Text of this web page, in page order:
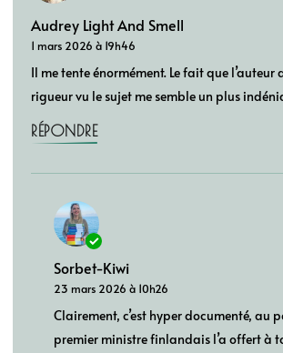
Audrey Light And Smell
1 mars 2026 à 19h46
Il me tente énormément. Le fait que
rigueur vu le sujet me semble un plus
RÉPONDRE
Sorbet-Kiwi
23 mars 2026 à 10h26
Clairement, c’est hyper documenté, au
premier ministre finlandais l’a offert à